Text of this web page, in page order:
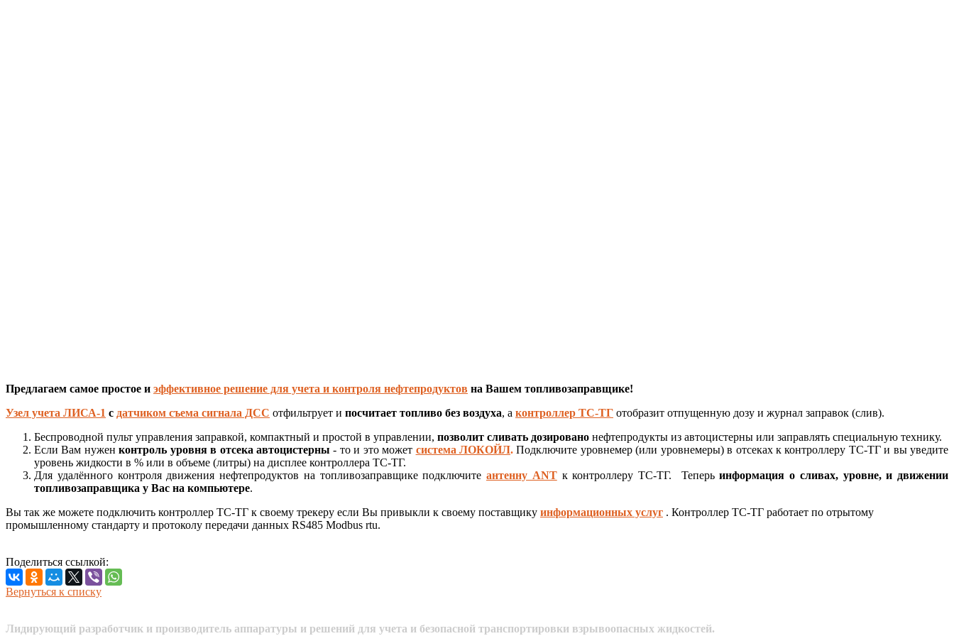
Предлагаем самое простое и эффективное решение для учета и контроля нефтепродуктов на Вашем топливозаправщике!
Узел учета ЛИСА-1 с датчиком съема сигнала ДСС отфильтрует и посчитает топливо без воздуха, а контроллер ТС-ТГ отобразит отпущенную дозу и журнал заправок (слив).
Беспроводной пульт управления заправкой, компактный и простой в управлении, позволит сливать дозировано нефтепродукты из автоцистерны или заправлять специальную технику.
Если Вам нуженконтроль уровня в отсека автоцистерны - то и это может система ЛОКОЙЛ.Подключите уровнемер (или уровнемеры) в отсеках к контроллеру ТС-ТГ и вы уведите
уровень жидкости в % или в объеме (литры) на дисплее контроллера ТС-ТГ.
Для удалённого контроля движения нефтепродуктов на топливозаправщике подключите антенну ANTк контроллеру ТС-ТГ. Теперьинформация о сливах, уровне, и движении
топливозаправщика у Вас на компьютере.
Вы так же можете подключить контроллер ТС-ТГ к своему трекеру если Вы привыкли к своему поставщику информационных услуг . Контроллер ТС-ТГ работает по отрытому
промышленному стандарту и протоколу передачи данных RS485 Modbus rtu.
Поделиться ссылкой:
Вернуться к списку
Лидирующий разработчик и производитель аппаратуры и решений для учета и безопасной транспортировки взрывоопасных жидкостей.